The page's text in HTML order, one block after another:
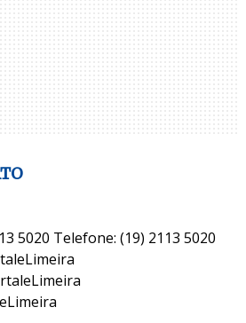
5020 Telefone: (19) 2113 5020